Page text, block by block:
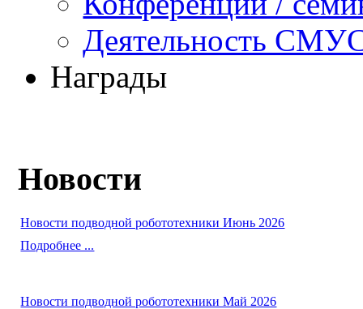
Деятельность
Награды
Новости
Новости подводной робототехники Июнь 2026
Подробнее ...
Новости подводной робототехники Май 2026